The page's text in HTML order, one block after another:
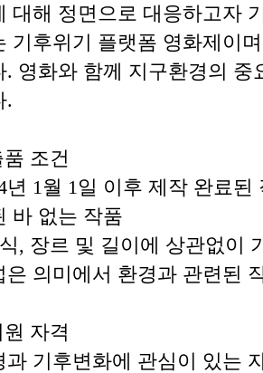
대해 정면으로 대응하고자
기후위기 플랫폼 영화제이
. 영화와 함께 지구환경의
.
조건
년 1월 1일 이후 제작 완료
바 없는 작품
, 장르 및 길이에 상관없이
은 의미에서 환경과 관련된
자격
과 기후변화에 관심이 있는